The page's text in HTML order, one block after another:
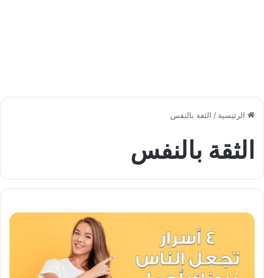
الرئيسية / الثقة بالنفس
الثقة بالنفس